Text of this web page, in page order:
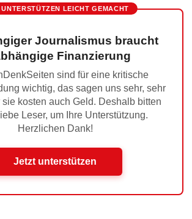
LEICHT GEMACHT
Journalismus braucht
Finanzierung
sind für eine kritische
wichtig, das sagen uns sehr, sehr
kosten auch Geld. Deshalb bitten
Leser, um Ihre Unterstützung.
Herzlichen Dank!
Jetzt unterstützen